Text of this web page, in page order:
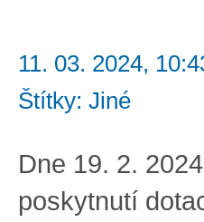
11. 03. 2024,
Štítky: Jiné
Dne 19. 2.
poskytnutí